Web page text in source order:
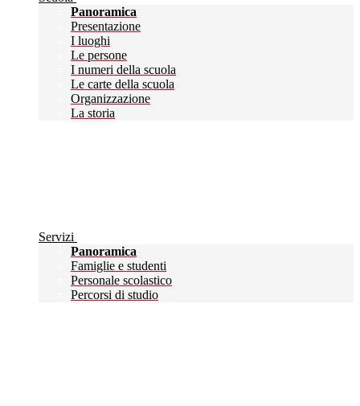
Panoramica
Presentazione
I luoghi
Le persone
I numeri della scuola
Le carte della scuola
Organizzazione
La storia
Servizi
Panoramica
Famiglie e studenti
Personale scolastico
Percorsi di studio